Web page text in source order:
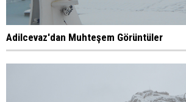
Adilcevaz'dan Muhteşem Görüntüler